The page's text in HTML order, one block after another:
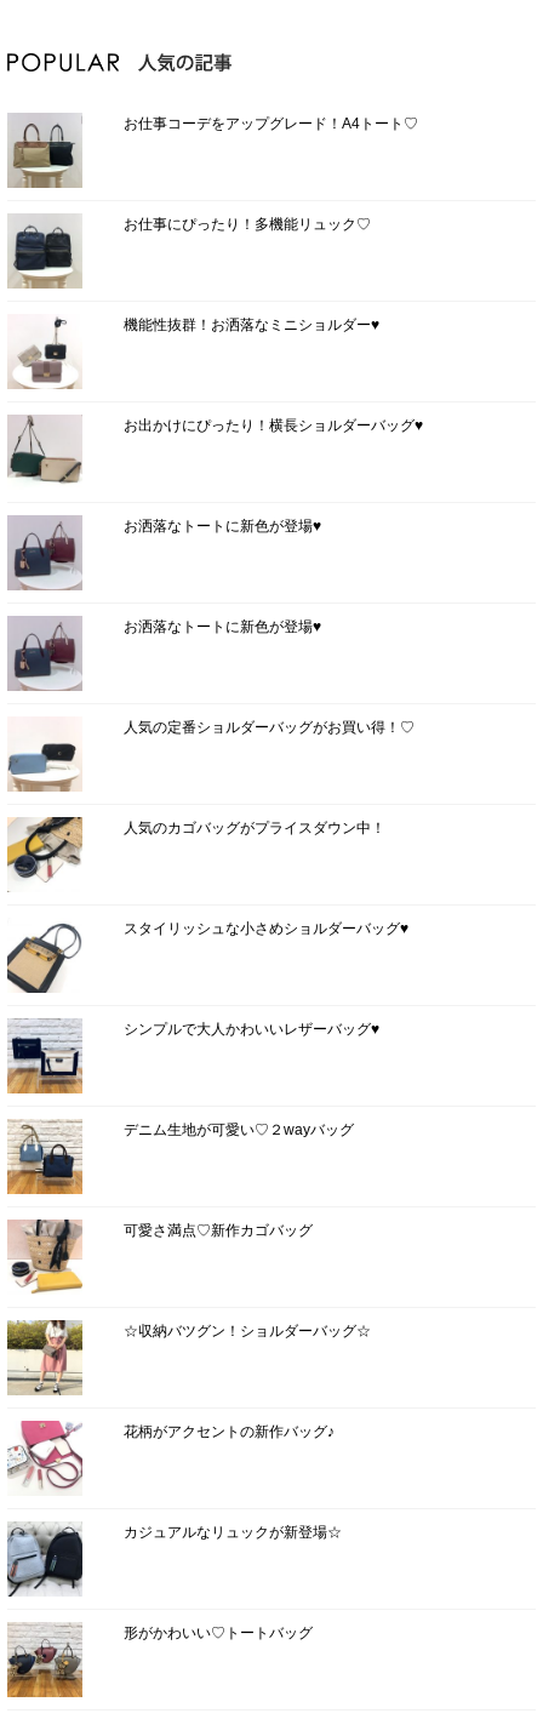
お仕事コーデをアップグレード！A4トート♡
お仕事にぴったり！多機能リュック♡
機能性抜群！お洒落なミニショルダー♥
お出かけにぴったり！横長ショルダーバッグ♥
お洒落なトートに新色が登場♥
お洒落なトートに新色が登場♥
人気の定番ショルダーバッグがお買い得！♡
人気のカゴバッグがプライスダウン中！
スタイリッシュな小さめショルダーバッグ♥
シンプルで大人かわいいレザーバッグ♥
デニム生地が可愛い♡２wayバッグ
可愛さ満点♡新作カゴバッグ
☆収納バツグン！ショルダーバッグ☆
花柄がアクセントの新作バッグ♪
カジュアルなリュックが新登場☆
形がかわいい♡トートバッグ